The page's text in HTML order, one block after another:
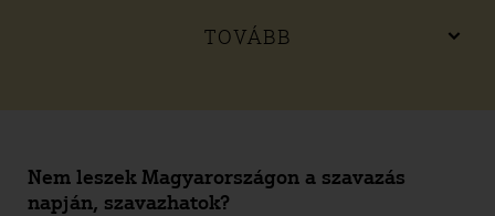
TOVÁBB
Nem leszek Magyarországon a szavazás
napján, szavazhatok?